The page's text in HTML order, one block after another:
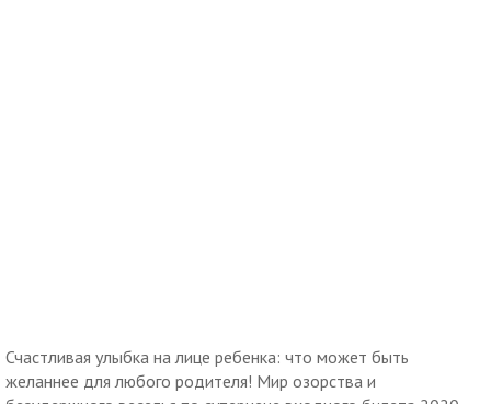
Счастливая улыбка на лице ребенка: что может быть
желаннее для любого родителя! Мир озорства и